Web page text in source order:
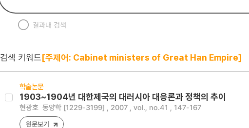
결과내 검색
검색 키워드[주제어: Cabinet ministers of Great Han Empire]
학술논문
1903~1904년 대한제국의 대러시아 대응론과 정책의 추이
현광호 동양학 [1229-3199] , 2007 , vol., no.41 , 147-167
원문보기